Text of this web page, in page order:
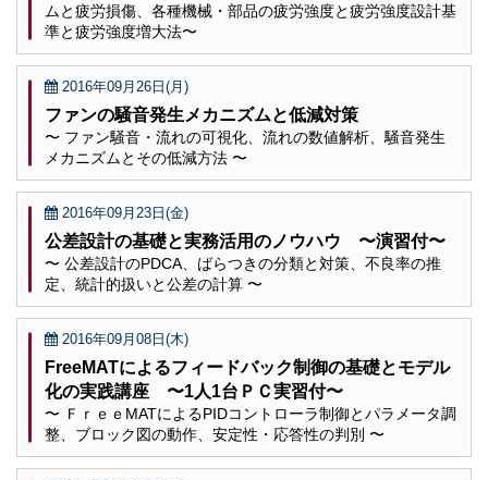
ムと疲労損傷、各種機械・部品の疲労強度と疲労強度設計基
準と疲労強度増大法〜
2016年09月26日(月)
ファンの騒音発生メカニズムと低減対策
〜 ファン騒音・流れの可視化、流れの数値解析、騒音発生
メカニズムとその低減方法 〜
2016年09月23日(金)
公差設計の基礎と実務活用のノウハウ 〜演習付〜
〜 公差設計のPDCA、ばらつきの分類と対策、不良率の推
定、統計的扱いと公差の計算 〜
2016年09月08日(木)
FreeMATによるフィードバック制御の基礎とモデル
化の実践講座 〜1人1台ＰＣ実習付〜
〜 ＦｒｅｅMATによるPIDコントローラ制御とパラメータ調
整、ブロック図の動作、安定性・応答性の判別 〜